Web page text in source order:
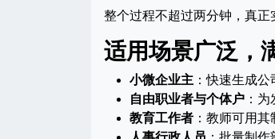
整个过程不超过两分钟，真正
适用场景广泛，
小微企业主 ：快速生成
自由职业者与个体户 ：
教育工作者 ：教师可用